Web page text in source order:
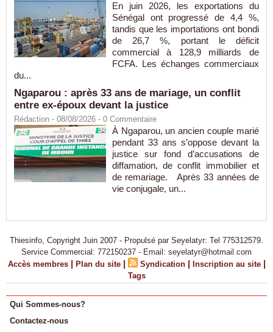
En juin 2026, les exportations du
Sénégal ont progressé de 4,4 %,
tandis que les importations ont bondi
de 26,7 %, portant le déficit
commercial à 128,9 milliards de
FCFA. Les échanges commerciaux
du...
Ngaparou : après 33 ans de mariage, un conflit
entre ex-époux devant la justice
Rédaction - 08/08/2026 - 0 Commentaire
À Ngaparou, un ancien couple marié
pendant 33 ans s’oppose devant la
justice sur fond d’accusations de
diffamation, de conflit immobilier et
de remariage. Après 33 années de
vie conjugale, un...
Thiesinfo, Copyright Juin 2007 - Propulsé par Seyelatyr: Tel 775312579.
Service Commercial: 772150237 - Email: seyelatyr@hotmail.com
Accès membres | Plan du site | Syndication | Inscription au site |
Tags
Qui Sommes-nous?
Contactez-nous